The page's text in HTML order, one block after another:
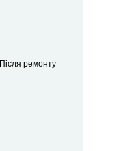
Після ремонту